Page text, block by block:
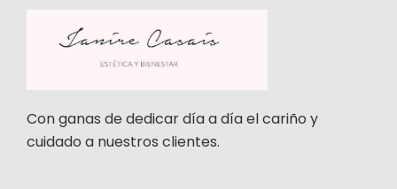
Con ganas de dedicar día a día el cariño y
cuidado a nuestros clientes.